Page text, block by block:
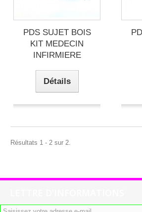
PDS SUJET BOIS
KIT MEDECIN
INFIRMIERE
Détails
Résultats 1 - 2 sur 2.